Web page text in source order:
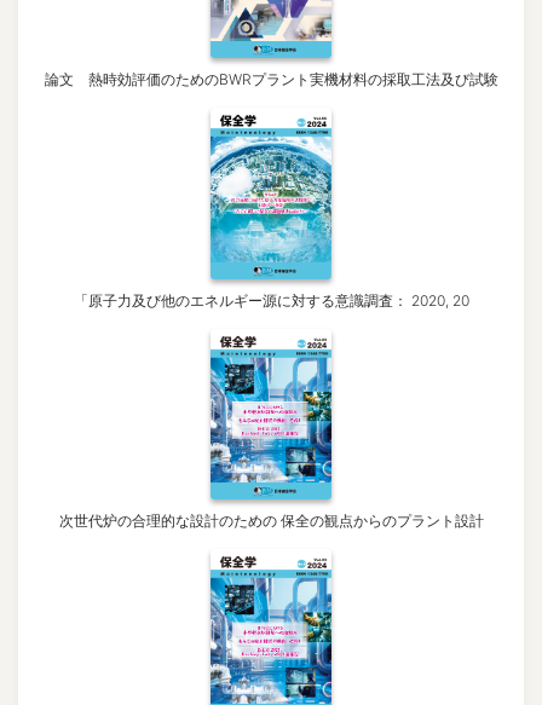
論文 熱時効評価のためのBWRプラント実機材料の採取工法及び試験
「原子力及び他のエネルギー源に対する意識調査： 2020, 20
次世代炉の合理的な設計のための 保全の観点からのプラント設計